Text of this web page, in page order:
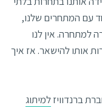
עם המתחרים שלנו,
למתחרה. אין לנו
אותו להישאר. אז איך
ברנדוויזלמיתוג